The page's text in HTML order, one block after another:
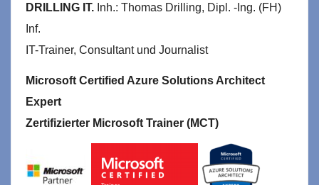
DRILLING IT. Inh.: Thomas Drilling, Dipl. -Ing. (FH)
Inf.
IT-Trainer, Consultant und Journalist
Microsoft Certified Azure Solutions Architect
Expert
Zertifizierter Microsoft Trainer (MCT)